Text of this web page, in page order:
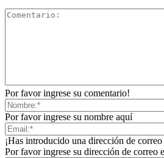
Por favor ingrese su comentario!
Por favor ingrese su nombre aquí
¡Has introducido una dirección de
Por favor ingrese su dirección de correo